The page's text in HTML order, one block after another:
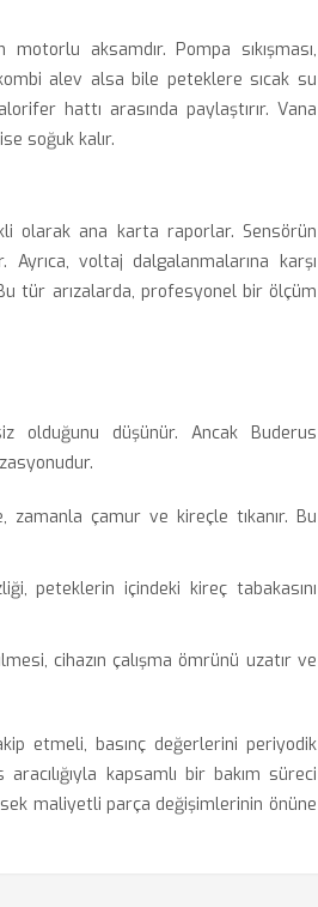
aksamdır. Pompa sıkışması,
alev alsa bile peteklere sıcak su
hattı arasında paylaştırır. Vana
soğuk kalır.
olarak ana karta raporlar. Sensörün
voltaj dalgalanmalarına karşı
tür arızalarda, profesyonel bir ölçüm
olduğunu düşünür. Ancak Buderus
çamur ve kireçle tıkanır. Bu
peteklerin içindeki kireç tabakasını
cihazın çalışma ömrünü uzatır ve
etmeli, basınç değerlerini periyodik
kapsamlı bir bakım süreci
maliyetli parça değişimlerinin önüne